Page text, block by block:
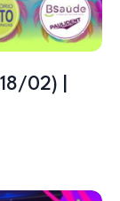
02) |